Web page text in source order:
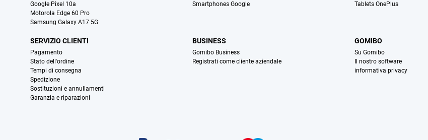
Google Pixel 10a
Motorola Edge 60 Pro
Samsung Galaxy A17 5G
Smartphones Google
Tablets OnePlus
SERVIZIO CLIENTI
Pagamento
Stato dell'ordine
Tempi di consegna
Spedizione
Sostituzioni e annullamenti
Garanzia e riparazioni
BUSINESS
Gomibo Business
Registrati come cliente aziendale
GOMIBO
Su Gomibo
Il nostro software
informativa privacy